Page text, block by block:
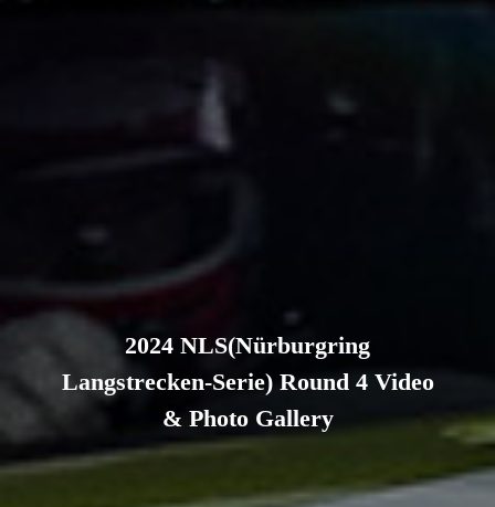
2024 NLS(Nürburgring
Langstrecken-Serie) Round 4 Video
& Photo Gallery